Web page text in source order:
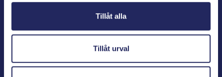
Tillåt alla
Tillåt urval
00240 Helsingfors
Kontaktinformation
Ge en gåva